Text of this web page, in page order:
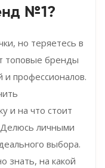
№1?
но теряетесь в
топовые бренды
и профессионалов.
и на что стоит
Делюсь личными
выбора.
знать, на какой